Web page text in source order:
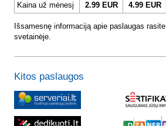
Kaina už mėnesį
2.99 EUR 4.99 EUR
Išsamesnę informaciją apie paslaugas rasite
svetainėje.
Kitos paslaugos